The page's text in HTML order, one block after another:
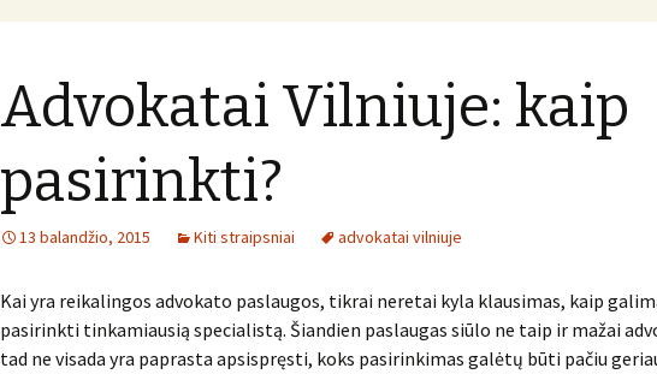
Advokatai Vilniuje: kaip
pasirinkti?
13 balandžio, 2015 Kiti straipsniai advokatai vilniuje
Kai yra reikalingos advokato paslaugos, tikrai neretai kyla klausimas, kaip
pasirinkti tinkamiausią specialistą. Šiandien paslaugas siūlo ne taip ir mažai
tad ne visada yra paprasta apsispręsti, koks pasirinkimas galėtų būti pačiu